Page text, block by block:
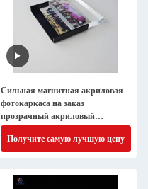
Сильная магнитная акриловая
фотокаркаса на заказ
прозрачный акриловый
фотоблок
Получите самую лучшую цену